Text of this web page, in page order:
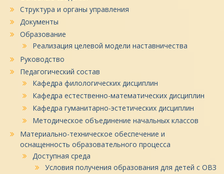
Структура и органы управления
Документы
Образование
Реализация целевой модели наставничества
Руководство
Педагогический состав
Кафедра филологических дисциплин
Кафедра естественно-математических дисциплин
Кафедра гуманитарно-эстетических дисциплин
Методическое объединение начальных классов
Материально-техническое обеспечение и
оснащенность образовательного процесса
Доступная среда
Условия получения образования для детей с ОВЗ